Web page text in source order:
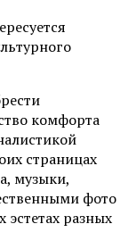
комфорта
страницах
музыки,
фото
эстетах разных